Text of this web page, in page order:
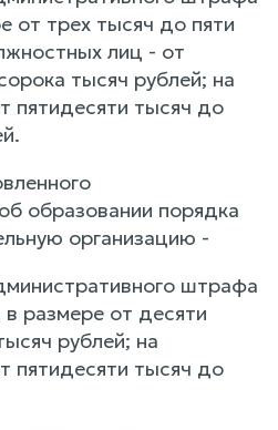
от трех тысяч до пяти
лиц - от
тысяч рублей; на
пятидесяти тысяч до
образовании порядка
организацию -
штрафа
размере от десяти
рублей; на
пятидесяти тысяч до